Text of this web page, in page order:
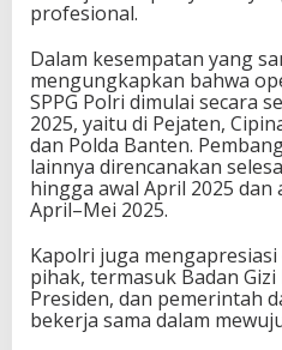
profesional.
Dalam kesempatan yang
mengungkapkan bahwa
SPPG Polri dimulai secara
2025, yaitu di Pejaten,
dan Polda Banten.
lainnya direncanakan
hingga awal April 2025
April–Mei 2025.
Kapolri juga
pihak, termasuk Badan
Presiden, dan pemerintah
bekerja sama dalam